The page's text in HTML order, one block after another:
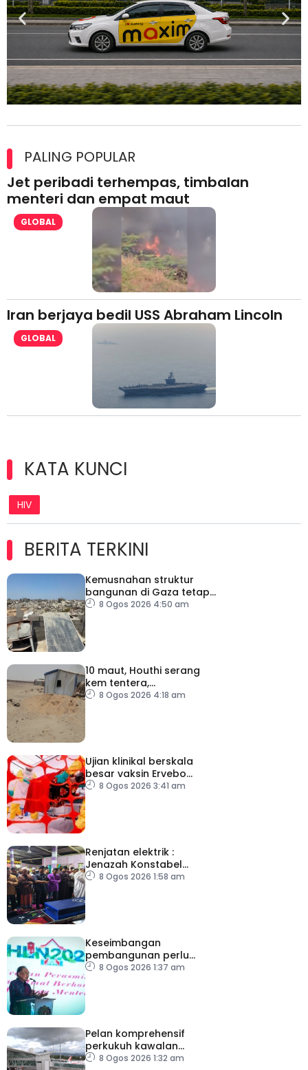
lesen separuh pertama 2026
PALING POPULAR
Jet peribadi terhempas, timbalan
menteri dan empat maut
GLOBAL
Iran berjaya bedil USS Abraham Lincoln
GLOBAL
KATA KUNCI
HIV
BERITA TERKINI
Kemusnahan struktur
bangunan di Gaza tetap
catat peningkatan
8 Ogos 2026 4:50 am
10 maut, Houthi serang
kem tentera,
penempatan pelarian
8 Ogos 2026 4:18 am
Ujian klinikal berskala
besar vaksin Ervebo
tangani wabak Ebola
8 Ogos 2026 3:41 am
Renjatan elektrik :
Jenazah Konstabel
Muhammad Raimi
8 Ogos 2026 1:58 am
Keseimbangan
pembangunan perlu
ambil kira lokasi tumpuan
8 Ogos 2026 1:37 am
Pelan komprehensif
perkukuh kawalan
keselamatan di semua
8 Ogos 2026 1:32 am